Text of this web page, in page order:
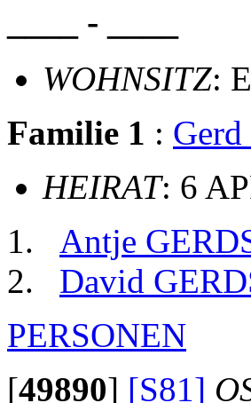
____ - ____
WOHNSITZ:
Familie 1 :
HEIRAT: 6
Antje
David
PERSONEN
[49890] [S81]